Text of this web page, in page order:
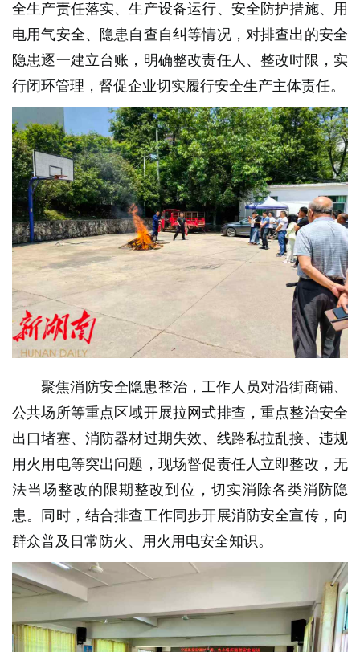
全生产责任落实、生产设备运行、安全防护措施、用
电用气安全、隐患自查自纠等情况，对排查出的安全
隐患逐一建立台账，明确整改责任人、整改时限，实
行闭环管理，督促企业切实履行安全生产主体责任。
聚焦消防安全隐患整治，工作人员对沿街商铺、
公共场所等重点区域开展拉网式排查，重点整治安全
出口堵塞、消防器材过期失效、线路私拉乱接、违规
用火用电等突出问题，现场督促责任人立即整改，无
法当场整改的限期整改到位，切实消除各类消防隐
患。同时，结合排查工作同步开展消防安全宣传，向
群众普及日常防火、用火用电安全知识。